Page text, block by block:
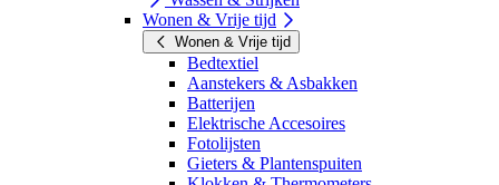
Wonen & Vrije tijd
Wonen & Vrije tijd
Bedtextiel
Aanstekers & Asbakken
Batterijen
Elektrische Accesoires
Fotolijsten
Gieters & Plantenspuiten